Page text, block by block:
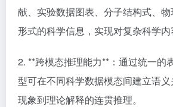
献、实验数据图表、分子结构式、
形式的科学信息，实现对复杂科学内
2. **跨模态推理能力**：通过统一的
型可在不同科学数据模态间建立语
现象到理论解释的连贯推理。